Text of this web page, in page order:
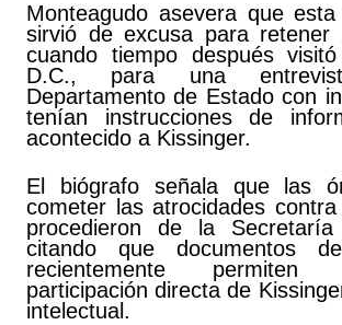
Monteagudo asevera que esta
sirvió de excusa para retener
cuando tiempo después visitó
D.C., para una
Departamento de Estado con
tenían instrucciones de
acontecido a Kissinger.
El biógrafo señala que las
cometer las atrocidades
procedieron de la
citando que documentos
recientemente
participación directa de
intelectual.